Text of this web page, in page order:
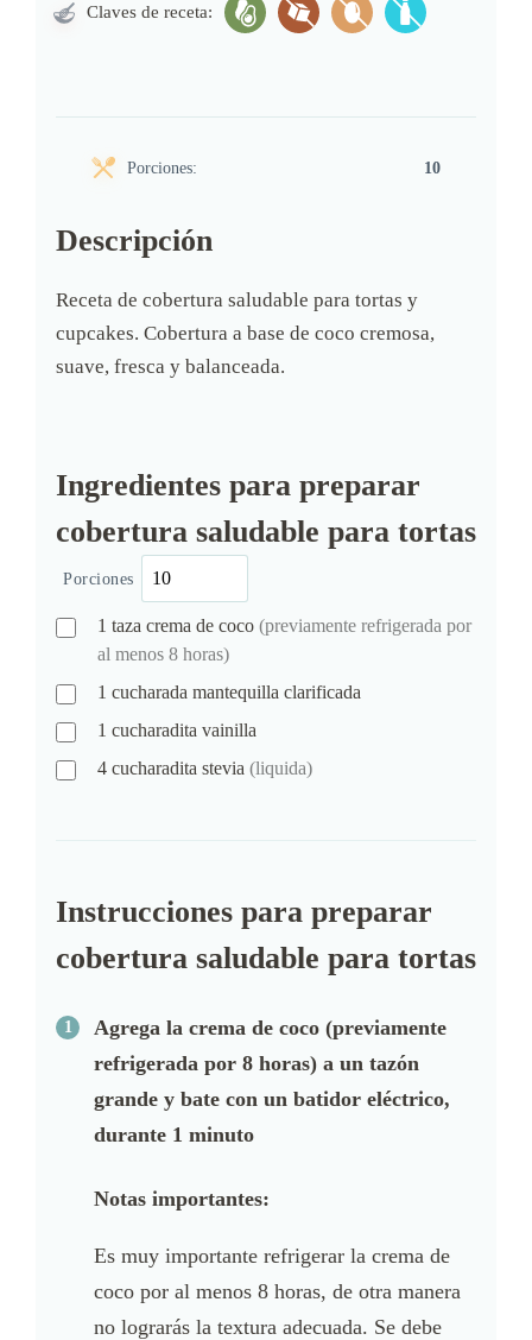
Claves de receta:
Porciones: 10
Descripción
Receta de cobertura saludable para tortas y
cupcakes. Cobertura a base de coco cremosa,
suave, fresca y balanceada.
Ingredientes para preparar
cobertura saludable para tortas
Porciones
1 taza crema de coco (previamente refrigerada por
al menos 8 horas)
1 cucharada mantequilla clarificada
1 cucharadita vainilla
4 cucharadita stevia (liquida)
Instrucciones para preparar
cobertura saludable para tortas
Agrega la crema de coco (previamente
refrigerada por 8 horas) a un tazón
grande y bate con un batidor eléctrico,
durante 1 minuto
Notas importantes:
Es muy importante refrigerar la crema de
coco por al menos 8 horas, de otra manera
no lograrás la textura adecuada. Se debe